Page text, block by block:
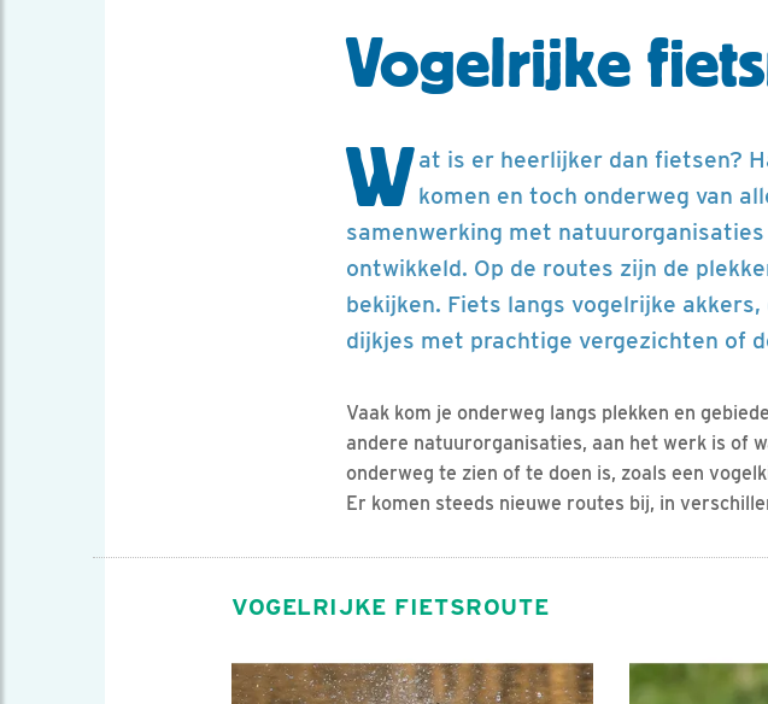
Vogelrijke
Wat is er heerlijker dan fietsen?
komen en toch onderweg van
samenwerking met
ontwikkeld. Op de routes zijn de
bekijken. Fiets langs vogelrijke
dijkjes met prachtige vergezichten of
Vaak kom je onderweg langs plekken en
andere natuurorganisaties, aan het werk is of
onderweg te zien of te doen is, zoals een
Er komen steeds nieuwe routes bij, in
VOGELRIJKE FIETSROUTE